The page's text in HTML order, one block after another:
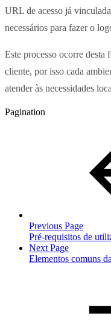
URL de acesso já
necessários para fazer o
Este processo ocorre desta
cliente, por isso cada
atender às necessidades
Pagination
Previous Page
Pré-requisitos de
Next Page
Elementos comuns